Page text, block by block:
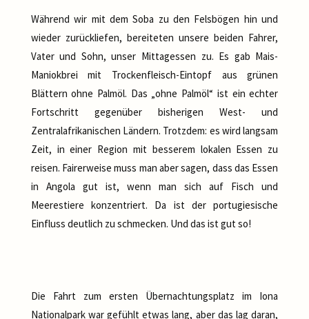
Während wir mit dem Soba zu den Felsbögen hin und
wieder zurückliefen, bereiteten unsere beiden Fahrer,
Vater und Sohn, unser Mittagessen zu. Es gab Mais-
Maniokbrei mit Trockenfleisch-Eintopf aus grünen
Blättern ohne Palmöl. Das „ohne Palmöl“ ist ein echter
Fortschritt gegenüber bisherigen West- und
Zentralafrikanischen Ländern. Trotzdem: es wird langsam
Zeit, in einer Region mit besserem lokalen Essen zu
reisen. Fairerweise muss man aber sagen, dass das Essen
in Angola gut ist, wenn man sich auf Fisch und
Meerestiere konzentriert. Da ist der portugiesische
Einfluss deutlich zu schmecken. Und das ist gut so!
Die Fahrt zum ersten Übernachtungsplatz im Iona
Nationalpark war gefühlt etwas lang, aber das lag daran,